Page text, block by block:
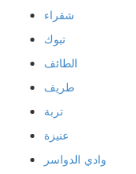
شقراء
تبوك
الطائف
طريف
تربة
عنيزة
وادي الدواسر